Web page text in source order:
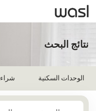
نتائج البحث
الوحدات السكنية شراء